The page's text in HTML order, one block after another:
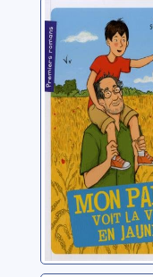
Mon papy
vie en
Beau, Sandrine